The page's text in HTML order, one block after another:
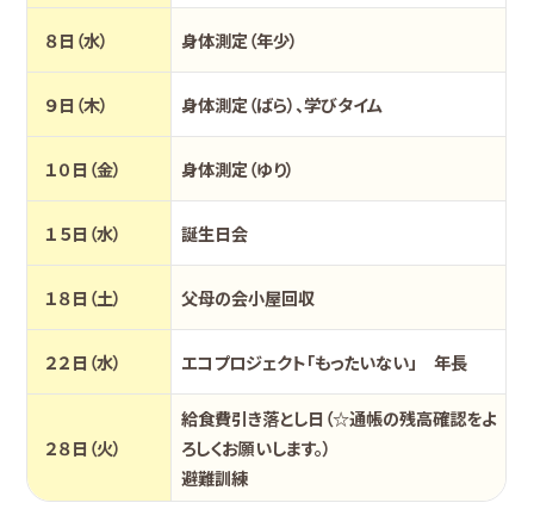
８日（水） 身体測定（年少）
９日（木） 身体測定（ばら）、学びタイム
１０日（金） 身体測定（ゆり）
１５日（水） 誕生日会
１８日（土） 父母の会小屋回収
２２日（水） エコプロジェクト「もったいない」 年長
２８日（火）
給食費引き落とし日（☆通帳の残高確認をよ
ろしくお願いします。）
避難訓練